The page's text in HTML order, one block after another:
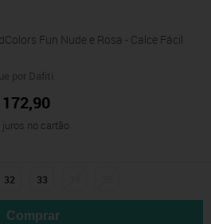
Fun Nude e Rosa - Calce Fácil
por Dafiti
no cartão
32 33
Comprar